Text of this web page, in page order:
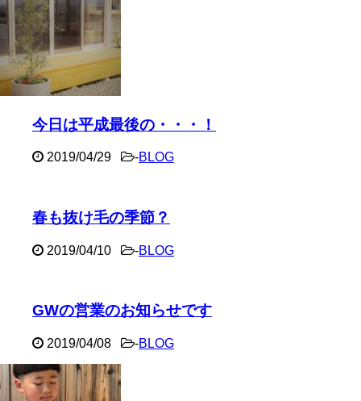
今日は平成最後の・・・！
2019/04/29 -BLOG
春も抜け毛の季節？
2019/04/10 -BLOG
GWの営業のお知らせです
2019/04/08 -BLOG